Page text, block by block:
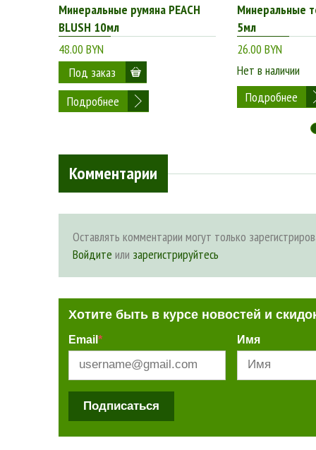
Минеральные румяна PEACH
BLUSH 10мл
48.00 BYN
Подробнее
Минеральные
5мл
26.00 BYN
Нет в наличии
Подробнее
Комментарии
Оставлять комментарии могут только
Войдите или зарегистрируйтесь
Хотите быть в курсе новостей и
Email * Имя
Подписаться